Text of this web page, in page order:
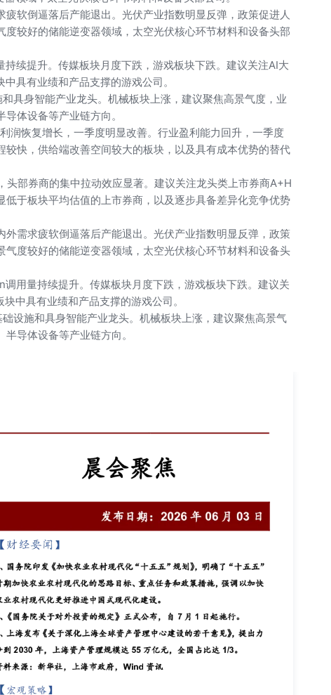
软倒逼落后产能退出。光伏产业指数明显反弹，政策促进人
较好的储能逆变器领域，太空光伏核心环节材料和设备头部
续提升。传媒板块月度下跌，游戏板块下跌。建议关注AI大
具有业绩和产品支撑的游戏公司。
具身智能产业龙头。机械板块上涨，建议聚焦高景气度，业
体设备等产业链方向。
润恢复增长，一季度明显改善。行业盈利能力回升，一季度
快，供给端改善空间较大的板块，以及具有成本优势的替代
头部券商的集中拉动效应显著。建议关注龙头类上市券商A+H
于板块平均估值的上市券商，以及逐步具备差异化竞争优势
外需求疲软倒逼落后产能退出。光伏产业指数明显反弹，政策
度较好的储能逆变器领域，太空光伏核心环节材料和设备头
调用量持续提升。传媒板块月度下跌，游戏板块下跌。建议关
中具有业绩和产品支撑的游戏公司。
础设施和具身智能产业龙头。机械板块上涨，建议聚焦高景气
导体设备等产业链方向。
式公布，自7月1日起施行。 3、上海发布《关于深化上海全球资产管理中心
理规模达55万亿元，全国占比达1/3。 资料来源：新华社，上海市政府，
涨A股小幅上行市场分析：传媒软件行业领涨A股小幅整理市场分析：电力
领涨A股探底回升市场分析：消费电力行业领涨A股宽幅震荡 【行业公司】
年新高行业月报：内需稳步复苏，把握边际改善行业月报：云厂商上调资本
芯片发展新路径，供应链短缺因素持续影响算力供给行业月报：Diamond
报：推动算电协同一体化发展，国内外需求疲软倒逼落后产能退出行业月
跃个股明细今日新股申购IPO信息 【财经要闻】 1、国务院印发《加快农业
快农业农村现代化的思路目标、重点任务和政策措施，强调以加快农业农村
于对外投资的规定》正式公布，自7月1日起施行。 3、上海发布《关于深化
到2030年，上海资产管理规模达55万亿元，全国占比达1/3。 资料来源：新
：通信有色行业领涨A股小幅上行2026-06-02 （张刚S0730511010001021-
抑后扬、小幅震荡上行，早盘股指高开后震荡回落，盘中沪指在4032点附近获
属、元件以及消费电子等行业表现较好；影视院线、广告营销、传媒以及游
的运行特征。当前上证综指与创业板指数的平均市盈率分别为16.62倍、
期布局。两市周二成交金额28132亿元，处于近三年日均成交量中位数区域
点，连续第二个月回落且弱于季节性。央行已明确全年将继续实施适度宽
维持低位运行，预计下半年货币政策不具备转向收紧的条件，但随着经济